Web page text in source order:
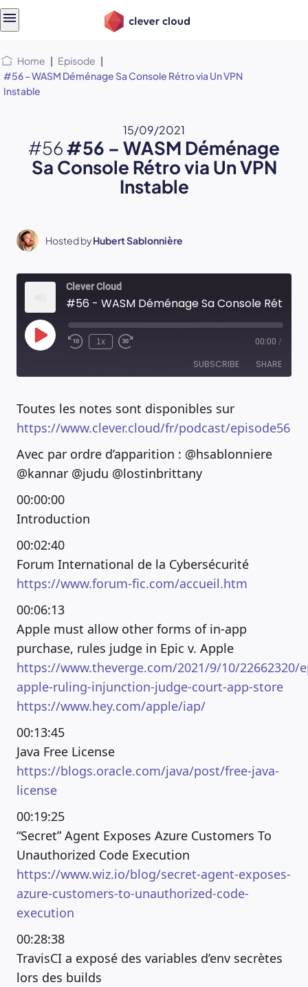
Home | Episode |
#56 – WASM Déménage Sa Console Rétro via Un VPN
Instable
15/09/2021
#56#56 – WASM Déménage
Sa Console Rétro via Un VPN
Instable
Hosted byHubert Sablonnière
Clever Cloud
Play
Episode
1x 00:00 /
SUBSCRIBE SHARE
RSS FEED
SHARE
LINK
EMBED
Toutes les notes sont disponibles sur
https://www.clever.cloud/fr/podcast/episode56
Avec par ordre d’apparition : @hsablonniere
@kannar @judu @lostinbrittany
00:00:00
Introduction
00:02:40
Forum International de la Cybersécurité
https://www.forum-fic.com/accueil.htm
00:06:13
Apple must allow other forms of in-app
purchase, rules judge in Epic v. Apple
https://www.theverge.com/2021/9/10/22662320/
apple-ruling-injunction-judge-court-app-store
https://www.hey.com/apple/iap/
00:13:45
Java Free License
https://blogs.oracle.com/java/post/free-java-
license
00:19:25
“Secret” Agent Exposes Azure Customers To
Unauthorized Code Execution
https://www.wiz.io/blog/secret-agent-exposes-
azure-customers-to-unauthorized-code-
execution
00:28:38
TravisCI a exposé des variables d’env secrètes
lors des builds